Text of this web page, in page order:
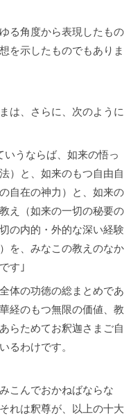
る角度から表現したもの
を示したものでもありま
は、さらに、次のように
うならば、如来の悟っ
）と、如来のもつ自由自
自在の神力）と、如来の
え（如来の一切の秘要の
の内的・外的な深い経験
を、みなこの教えのなか
す｣
体の功徳の総まとめであ
経のもつ無限の価値、教
らためてお釈迦さまご自
るわけです。
こんでおかねばならな
れは釈尊が、以上の十大